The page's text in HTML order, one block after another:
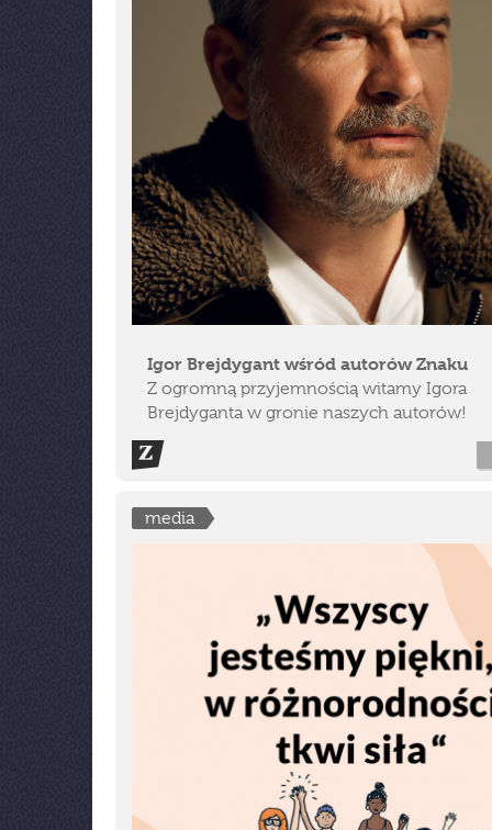
Igor Brejdygant wśród autorów Znaku
Z ogromną przyjemnością witamy Igora
Brejdyganta w gronie naszych autorów!
media